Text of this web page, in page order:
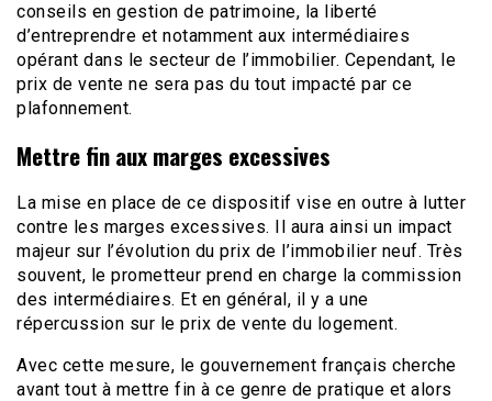
conseils en gestion de patrimoine, la liberté
d’entreprendre et notamment aux intermédiaires
opérant dans le secteur de l’immobilier. Cependant, le
prix de vente ne sera pas du tout impacté par ce
plafonnement.
Mettre fin aux marges excessives
La mise en place de ce dispositif vise en outre à lutter
contre les marges excessives. Il aura ainsi un impact
majeur sur l’évolution du prix de l’immobilier neuf. Très
souvent, le prometteur prend en charge la commission
des intermédiaires. Et en général, il y a une
répercussion sur le prix de vente du logement.
Avec cette mesure, le gouvernement français cherche
avant tout à mettre fin à ce genre de pratique et alors